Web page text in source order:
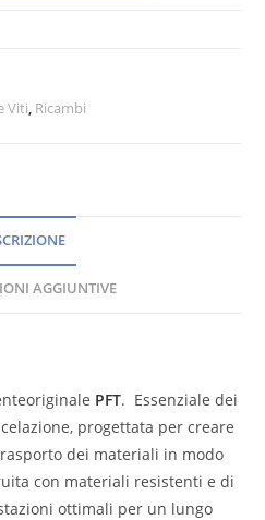
Viti Ricambi
AGGIUNTIVE
PFT. Essenziale dei
progettata per creare
dei materiali in modo
con materiali resistenti e di
ottimali per un lungo